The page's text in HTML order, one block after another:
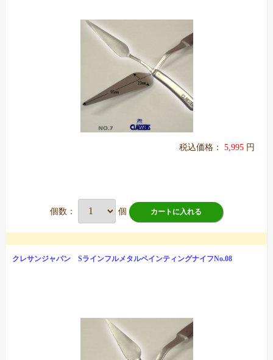
税込価格： 5,995 円
個数： 個 カートに入れる
クレサンジャパン SラインフルメタルペインティングナイフNo.08